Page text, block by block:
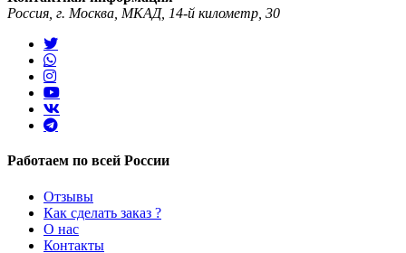
Россия, г. Москва, МКАД, 14-й километр, 30
Работаем по всей России
Отзывы
Как сделать заказ ?
О нас
Контакты